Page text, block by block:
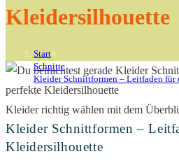
Kleidersilhouette
Start>
Schnitte>
Kleider Schnittformen – Leitfaden
Kleider richtig wählen mit dem
Kleider Schnittformen –
Kleidersilhouette